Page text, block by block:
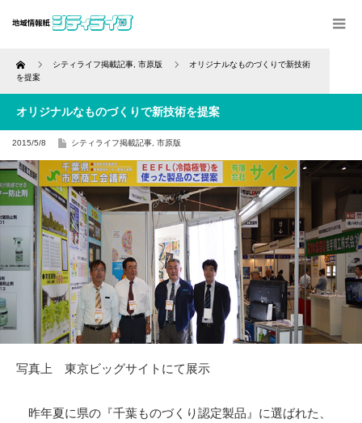
Home シティライフ掲載記事 市原版
オリジナルなものづくりで新技術
を提案
オリジナルなものづくりで新技術を提案
2015/5/8 シティライフ掲載記事 市原版
写真上 東京ビッグサイトにて展示
昨年夏に県の『千葉ものづくり認定製品』に選ばれた、